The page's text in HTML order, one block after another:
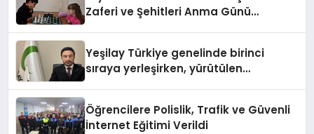
Zaferi ve Şehitleri Anma Günü
Yeşilay Türkiye genelinde birinci
sıraya yerleşirken, yürütülen
Öğrencilere Polislik, Trafik ve Güvenli
İnternet Eğitimi Verildi